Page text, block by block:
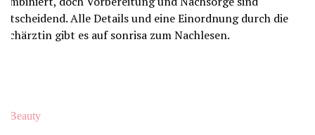
Beauty